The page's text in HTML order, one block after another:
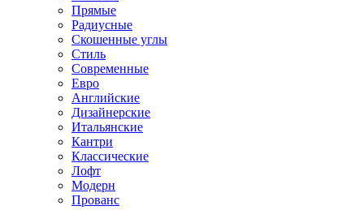
Прямые
Радиусные
Скошенные углы
Стиль
Современные
Евро
Английские
Дизайнерские
Итальянские
Кантри
Классические
Лофт
Модерн
Прованс